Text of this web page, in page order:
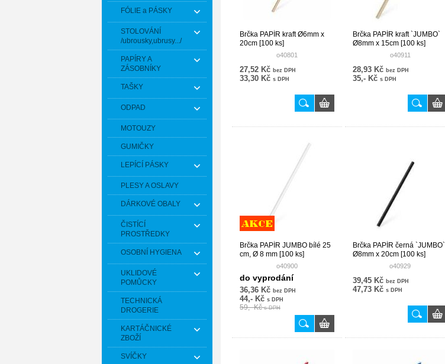
FÓLIE a PÁSKY
STOLOVÁNÍ
/ubrousky,ubrusy.../
PAPÍRY A
ZÁSOBNÍKY
TAŠKY
ODPAD
MOTOUZY
GUMIČKY
LEPÍCÍ PÁSKY
PLESY A OSLAVY
DÁRKOVÉ OBALY
ČISTÍCÍ
PROSTŘEDKY
OSOBNÍ HYGIENA
UKLIDOVÉ
POMŮCKY
TECHNICKÁ
DROGERIE
KARTÁČNICKÉ
ZBOŽÍ
SVÍČKY
Brčka PAPÍR kraft Ø6mm x
20cm [100 ks]
o40801
27,52 Kč bez DPH
33,30 Kč s DPH
Brčka PAPÍR kraft `JUMBO`
Ø8mm x 15cm [100 ks]
o40911
28,93 Kč bez DPH
35,- Kč s DPH
Brčka PAPÍR JUMBO bílé 25
cm, Ø 8 mm [100 ks]
o40900
do vyprodání
36,36 Kč bez DPH
44,- Kč s DPH
59,- Kčs DPH
Brčka PAPÍR černá `JUMBO`
Ø8mm x 20cm [100 ks]
o40929
39,45 Kč bez DPH
47,73 Kč s DPH